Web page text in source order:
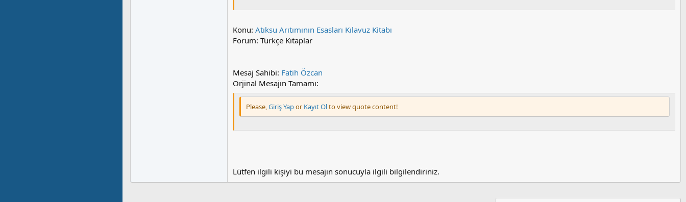
Konu: Atıksu Arıtımının Esasları Kılavuz Kitabı
Forum: Türkçe Kitaplar
Mesaj Sahibi: Fatih Özcan
Orjinal Mesajın Tamamı:
Please,Giriş Yapor Kayıt Olto view quote content!
Lütfen ilgili kişiyi bu mesajın sonucuyla ilgili bilgilendiriniz.